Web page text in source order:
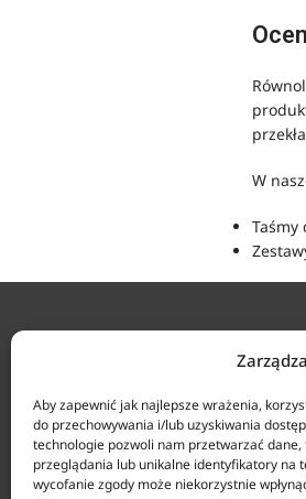
Aby zapewnić jak najlepsze wrażenia,
do przechowywania i/lub uzyskiwania
technologie pozwoli nam przetwarzać
przeglądania lub unikalne identyfikatory na
wycofanie zgody może niekorzystnie
W
Taśmy
Agencja Anticorr Gdańsk Sp. z o.o.